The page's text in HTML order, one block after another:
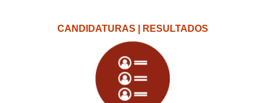
CANDIDATURAS | RESULTADOS